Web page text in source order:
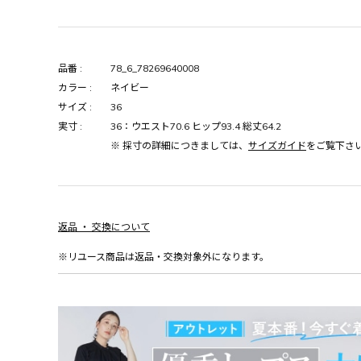
品番 :
78_6_78269640008
カラー :
ネイビー
サイズ :
36
実寸 :
36：ウエスト70.6 ヒップ93.4 総丈64.2
※ 採寸の詳細につきましては、 サイズガイドをご覧下さ
返品 ・ 交換について
※リユース商品は返品・交換対象外になります。